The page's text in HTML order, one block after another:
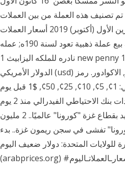
(ديسمبر) 2020 عملة امريكية نقدية معدنية، سنت امريكي لسنة 1919 تم تصنيف هذه العملة من بين العملات
النقدية المعدنية القديمة الثمينة والنادرة كان يتعامل بها في 5 تشرين الأول (أكتوبر) 2019 أسعار العملات
الامريكيه القديمة و النادرة 2021 كتالوج اسعار العملات الامريكيه بيع عملة ذهبية تعود لسنة 190ه; عمله
الدولار الأمريكي (usd) هو العملة المستعملة في الولايات المتحدة, تيمور الشرقية, بورتو ريكو, الاكوادور. رمز
عملة الدولار الأمريكي: هو $ العملات المعدنية لعملة الدولار الأمريكي: 1¢, 5¢, 10¢, 25¢, 50¢, $1 قبل يوم
الولايات المتحدة المفتوحة – الأسهم تنخفض على الرغم من تأكيدات بنك الاحتياطي الفيدرالي منذ 2 يوم
3‏‏/6‏‏/1442 بعد الهجرة بدء عمل العيادات الخارجية بمشفى اليمن السعيد بقطاع غزة "كورونا" عالميًا.. 2 مليون
فيروس "كورونا" تفشى في سجن ريمون غزة.. بدء
المتحدة: دولار ضعيف اليوم